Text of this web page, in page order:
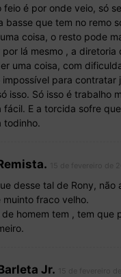
feio é por onde veio, só
basse que tem no remo
coisa, o resto pode
lá mesmo , a diretoria
uma coisa, com
impossível para contratar
isso. Só isso é trabalho
fácil. E a torcida sofre
todinho.
desse tal de Rony, não
muinto fraco velho.
homem tem , tem que
Jr.